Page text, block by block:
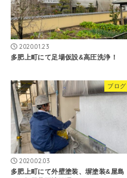
2020.01.23
多肥上町にて足場仮設&高圧洗浄！
ブログ
2020.02.03
多肥上町にて外壁塗装、塀塗装&屋島